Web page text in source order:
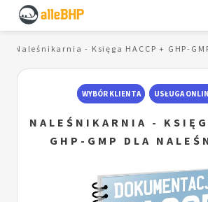
Naleśnikarnia - Księga HACCP + GHP-
WYBÓR KLIENTA USŁUGA
NALEŚNIKARNIA -
GHP-GMP DLA